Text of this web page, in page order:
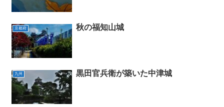
京都府 秋の福知山城
九州 黒田官兵衛が築いた中津城